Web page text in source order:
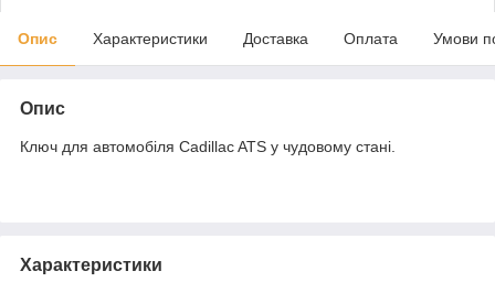
Опис Характеристики Доставка Оплата Умови
Опис
Ключ для автомобіля Cadillac ATS у чудовому стані.
Характеристики